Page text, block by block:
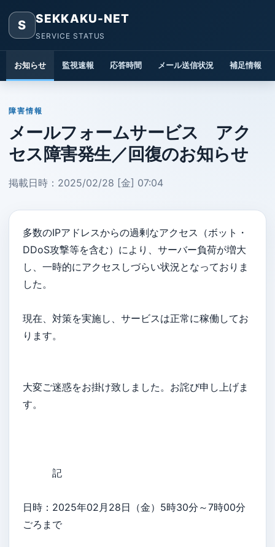
S SEKKAKU-NET
SERVICE STATUS
お知らせ 監視速報 応答時間 メール送信状況 補足情報
障害情報
メールフォームサービス アク
セス障害発生／回復のお知らせ
掲載日時：2025/02/28 [金] 07:04
多数のIPアドレスからの過剰なアクセス（ボット・
DDoS攻撃等を含む）により、サーバー負荷が増大
し、一時的にアクセスしづらい状況となっておりま
した。
現在、対策を実施し、サービスは正常に稼働してお
ります。
大変ご迷惑をお掛け致しました。お詫び申し上げま
す。
記
日時：2025年02月28日（金）5時30分～7時00分
ごろまで